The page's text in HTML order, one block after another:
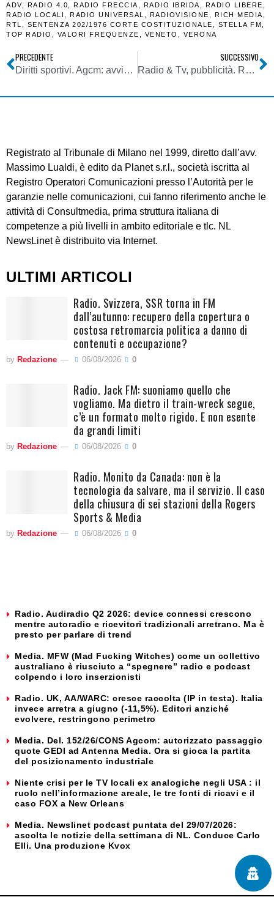
ADV, RADIO 4.0 RADIO FRECCIA RADIO IBRIDA RADIO LIBERE
RADIO LOCALI
RADIO UNIVERSAL RADIOVISIONE RICH MEDIA
RTL
SENTENZA 202/1976 CORTE COSTITUZIONALE STELLA FM
TOP RADIO
VALORI FREQUENZE VENETO VERONA
PRECEDENTE
Diritti sportivi. Agcm: avviata consultazione su Linee Guida Lega Nazionale Professionisti Serie B per commercializzazione diritti audiovisivi stagioni 2018/2019, 2019/2020 e 2020/2021
SUCCESSIVO
Radio & Tv, pubblicità. RAI a -2% nel primo semestre. Bene la raccolta dai canali tematici
Registrato al Tribunale di Milano nel 1999, diretto dall’avv.
Massimo Lualdi, è edito da Planet s.r.l., società iscritta al
Registro Operatori Comunicazioni presso l’Autorità per le
garanzie nelle comunicazioni, cui fanno riferimento anche le
attività di Consultmedia, prima struttura italiana di
competenze a più livelli in ambito editoriale e tlc. NL
NewsLinet è distribuito via Internet.
ULTIMI ARTICOLI
Radio. Svizzera, SSR torna in FM
dall’autunno: recupero della copertura o
costosa retromarcia politica a danno di
contenuti e occupazione?
by Redazione 06/08/2026 0
Radio. Jack FM: suoniamo quello che
vogliamo. Ma dietro il train-wreck segue,
c’è un formato molto rigido. E non esente
da grandi limiti
by Redazione 06/08/2026 0
Radio. Monito da Canada: non è la
tecnologia da salvare, ma il servizio. Il caso
della chiusura di sei stazioni della Rogers
Sports & Media
by Redazione 06/08/2026 0
Radio. Audiradio Q2 2026: device connessi crescono
mentre autoradio e ricevitori tradizionali arretrano. Ma è
presto per parlare di trend
Media. MFW (Mad Fucking Witches) come un collettivo
australiano è riusciuto a “spegnere” radio e podcast
colpendo i loro inserzionisti
Radio. UK, AA/WARC: cresce raccolta (IP in testa). Italia
invece arretra a giugno (-11,5%). Editori anziché
evolvere, restringono perimetro
Media. Del. 152/26/CONS Agcom: autorizzato passaggio
quote GEDI ad Antenna Media. Ora si gioca la partita
del posizionamento industriale
Niente crisi per le TV locali ex analogiche negli USA : il
ruolo nell’informazione areale, le tre fonti di ricavi e il
caso FOX a New Orleans
Media. Newslinet podcast puntata del 29/07/2026:
ascolta le notizie della settimana di NL. Conduce Carlo
Elli. Una produzione Kvox